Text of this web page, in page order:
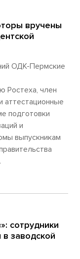
вручены
ОДК-Пермские
Ростеха, член
подготовки
и
выпускникам
сотрудники
заводской